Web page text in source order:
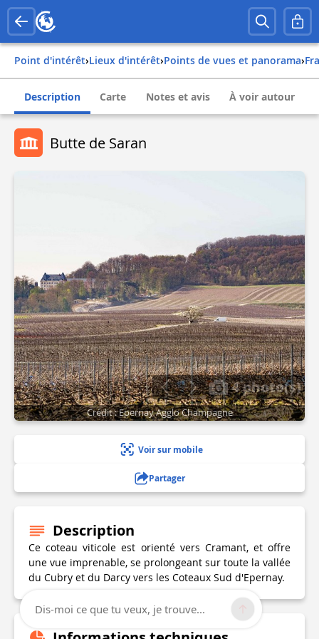
Point d'intérêt› Lieux d'intérêt› Points de vues et panorama›
Description Carte Notes et avis À voir autour
Butte de Saran
4 photo(s)
Crédit : Epernay Agglo Champagne
Voir sur mobile
Partager
Description
Ce coteau viticole est orienté vers Cramant, et offre
une vue imprenable, se prolongeant sur toute la vallée
du Cubry et du Darcy vers les Coteaux Sud d'Epernay.
Dis-moi ce que tu veux, je trouve...